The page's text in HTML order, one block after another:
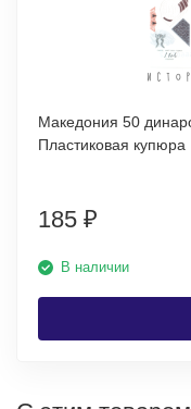
Македония 50
Пластиковая купюра
185 ₽
В наличии